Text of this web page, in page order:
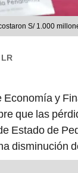
S/ 1.000
Economía y
que las
Estado de
disminución